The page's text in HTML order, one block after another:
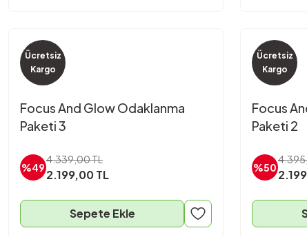
Ücretsiz
Kargo
Focus And Glow Odaklanma
Paketi 3
%49
4.339,00 TL
2.199,00 TL
Sepete Ekle
Ücretsiz
Kargo
Focus
Paketi 2
%50